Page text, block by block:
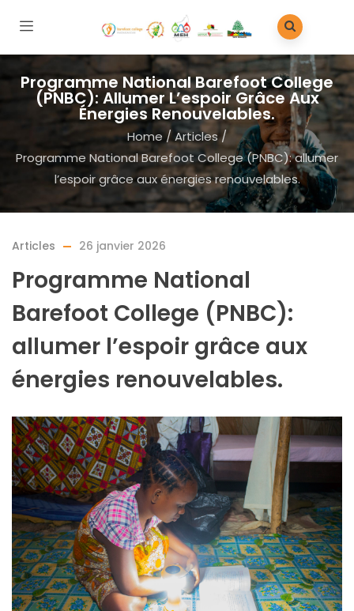
Programme National Barefoot College
(PNBC): Allumer L’espoir Grâce Aux
Énergies Renouvelables.
Home/Articles/
Programme National Barefoot College (PNBC): allumer
l’espoir grâce aux énergies renouvelables.
Articles 26 janvier 2026
Programme National
Barefoot College (PNBC):
allumer l’espoir grâce aux
énergies renouvelables.